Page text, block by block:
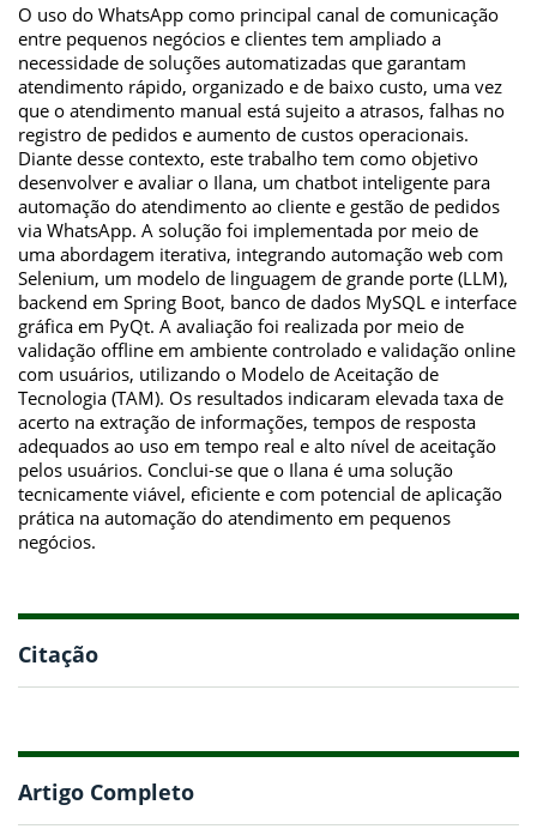
O uso do WhatsApp como principal canal de comunicação
entre pequenos negócios e clientes tem ampliado a
necessidade de soluções automatizadas que garantam
atendimento rápido, organizado e de baixo custo, uma vez
que o atendimento manual está sujeito a atrasos, falhas no
registro de pedidos e aumento de custos operacionais.
Diante desse contexto, este trabalho tem como objetivo
desenvolver e avaliar o Ilana, um chatbot inteligente para
automação do atendimento ao cliente e gestão de pedidos
via WhatsApp. A solução foi implementada por meio de
uma abordagem iterativa, integrando automação web com
Selenium, um modelo de linguagem de grande porte (LLM),
backend em Spring Boot, banco de dados MySQL e interface
gráfica em PyQt. A avaliação foi realizada por meio de
validação offline em ambiente controlado e validação online
com usuários, utilizando o Modelo de Aceitação de
Tecnologia (TAM). Os resultados indicaram elevada taxa de
acerto na extração de informações, tempos de resposta
adequados ao uso em tempo real e alto nível de aceitação
pelos usuários. Conclui-se que o Ilana é uma solução
tecnicamente viável, eficiente e com potencial de aplicação
prática na automação do atendimento em pequenos
negócios.
Citação
Artigo Completo